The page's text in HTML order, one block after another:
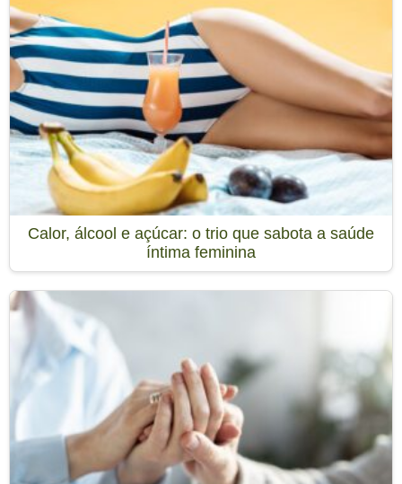
Calor, álcool e açúcar: o trio que sabota a saúde
íntima feminina